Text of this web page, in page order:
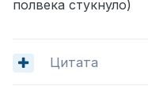
полвека стукнуло)
Цитата